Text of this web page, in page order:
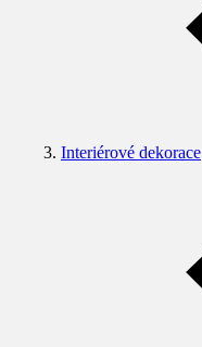
Interiérové dekorace